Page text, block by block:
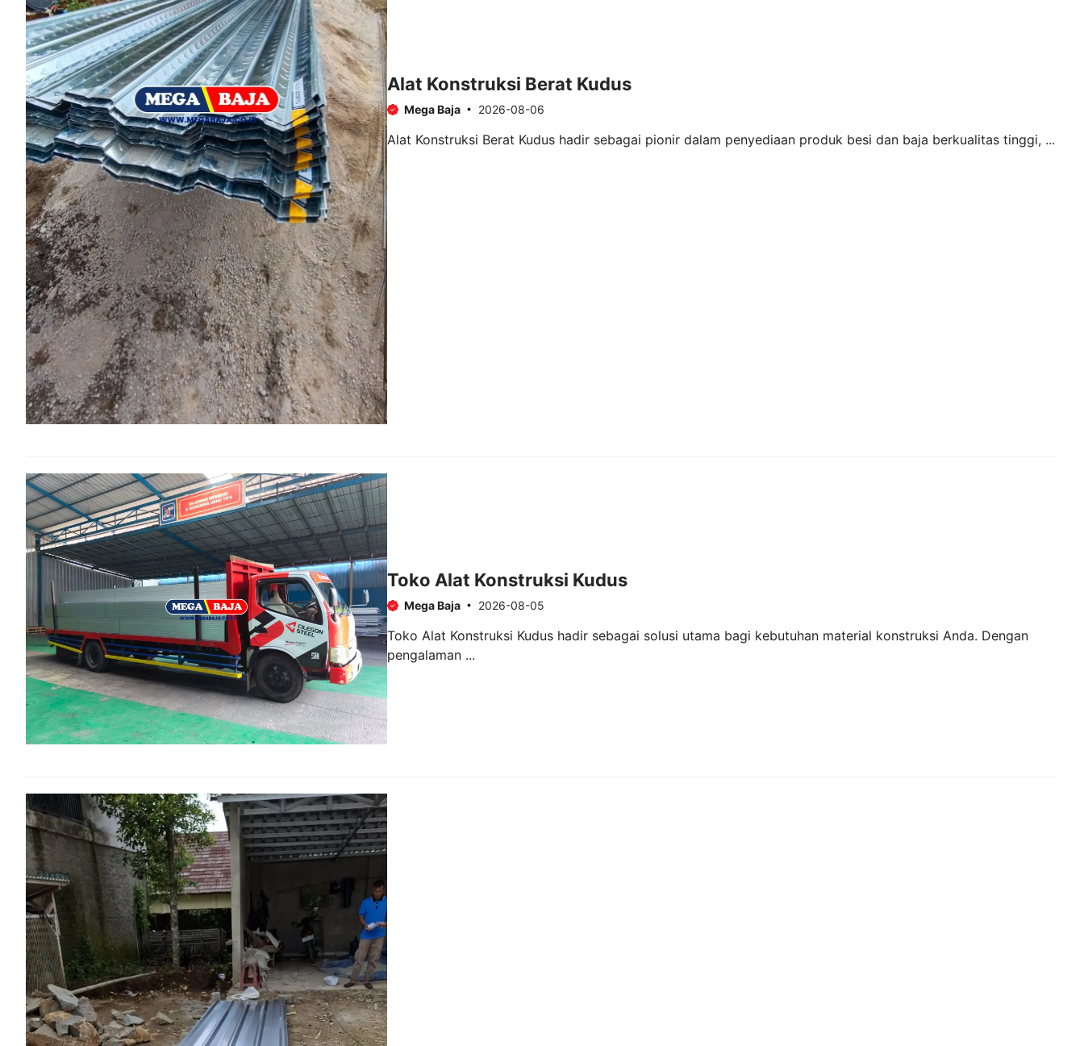
Alat Konstruksi Berat Kudus
Mega Baja 2026-08-06
Alat Konstruksi Berat Kudus hadir sebagai pionir dalam penyediaan produk besi dan baja berkualitas tinggi, ...
Toko Alat Konstruksi Kudus
Mega Baja 2026-08-05
Toko Alat Konstruksi Kudus hadir sebagai solusi utama bagi kebutuhan material konstruksi Anda. Dengan
pengalaman ...